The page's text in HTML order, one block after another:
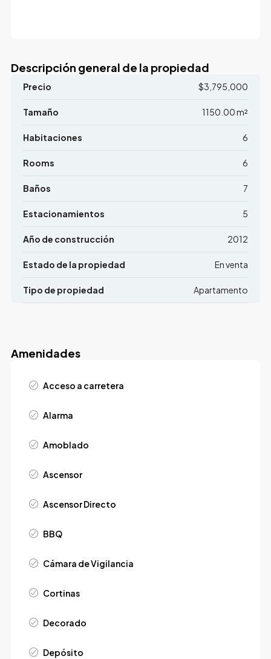
Descripción general de la propiedad
Precio $3,795,000
Tamaño 1150.00 m²
Habitaciones 6
Rooms 6
Baños 7
Estacionamientos 5
Año de construcción 2012
Estado de la propiedad En venta
Tipo de propiedad Apartamento
Amenidades
Acceso a carretera
Alarma
Amoblado
Ascensor
Ascensor Directo
BBQ
Cámara de Vigilancia
Cortinas
Decorado
Depósito